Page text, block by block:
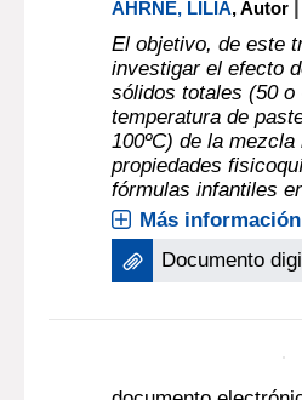
AHRNÉ, LILIA, Autor
El objetivo, de este
investigar el efecto
sólidos totales (50
temperatura de
100ºC) de la mezcla
propiedades
fórmulas infantiles
Más
Documento